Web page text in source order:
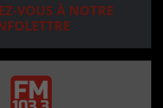
VOUS À NOTRE